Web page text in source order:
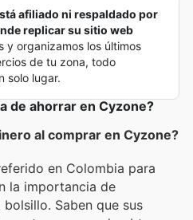
afiliado ni respaldado por
replicar su sitio web
y organizamos los últimos
de tu zona, todo
solo lugar.
de ahorrar en Cyzone?
al comprar en Cyzone?
en Colombia para
la importancia de
Saben que sus